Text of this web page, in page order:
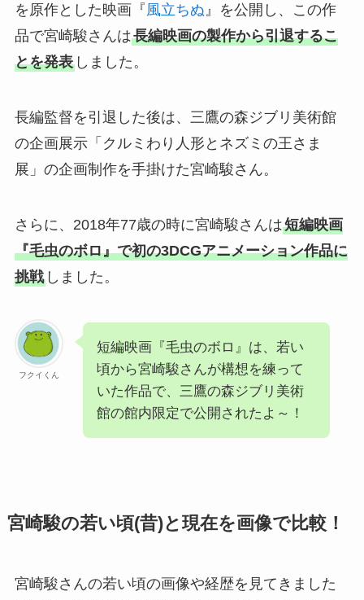
を原作とした映画『風立ちぬ』を公開し、この作
品で宮崎駿さんは長編映画の製作から引退するこ
とを発表しました。
長編監督を引退した後は、三鷹の森ジブリ美術館
の企画展示「クルミわり人形とネズミの王さま
展」の企画制作を手掛けた宮崎駿さん。
さらに、2018年77歳の時に宮崎駿さんは短編映画
『毛虫のボロ』で初の3DCGアニメーション作品に
挑戦しました。
フクイくん
短編映画『毛虫のボロ』は、若い
頃から宮崎駿さんが構想を練って
いた作品で、三鷹の森ジブリ美術
館の館内限定で公開されたよ～！
宮崎駿の若い頃(昔)と現在を画像で比較！
宮崎駿さんの若い頃の画像や経歴を見てきました